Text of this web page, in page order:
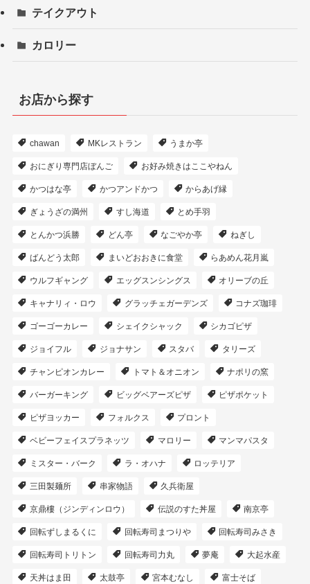
テイクアウト
カロリー
お店から探す
chawan MKレストラン うまか亭
おにぎり専門店ぼんご お好み焼きはここやねん
かつはな亭 かつアンドかつ からあげ縁
ぎょうざの満州 すし海道 とめ手羽
とんかつ浜勝 どん亭 なごやか亭 ねぎし
ばんどう太郎 まいどおおきに食堂 らあめん花月嵐
ウルフギャング エッグスンシングス オリーブの丘
キャナリィ・ロウ グラッチェガーデンズ コナズ珈琲
ゴーゴーカレー シェイクシャック シカゴピザ
ジョイフル ジョナサン スタバ タリーズ
チャンピオンカレー トマト＆オニオン ナポリの窯
バーガーキング ビッグベアーズピザ ピザポケット
ピザヨッカー フォルクス プロント
ベビーフェイスプラネッツ マロリー マンマパスタ
ミスター・バーク ラ・オハナ ロッテリア
三田製麺所 串家物語 久兵衛屋
京鼎樓（ジンディンロウ） 伝説のすた丼屋 南京亭
回転ずしまるくに 回転寿司まつりや 回転寿司みさき
回転寿司トリトン 回転寿司力丸 夢庵 大起水産
天丼はま田 太鼓亭 宮本むなし 富士そば